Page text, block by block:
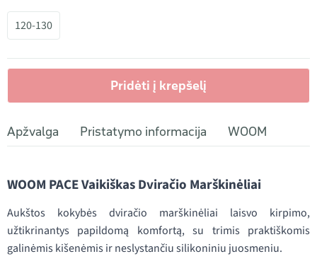
120-130
Pridėti į krepšelį
Apžvalga Pristatymo informacija WOOM
WOOM PACE Vaikiškas Dviračio Marškinėliai
Aukštos kokybės dviračio marškinėliai laisvo kirpimo,
užtikrinantys papildomą komfortą, su trimis praktiškomis
galinėmis kišenėmis ir neslystančiu silikoniniu juosmeniu.